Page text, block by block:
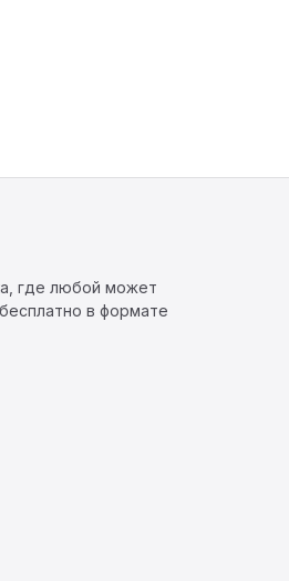
где любой может
в формате